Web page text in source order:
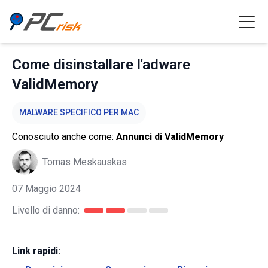
Come disinstallare l'adware
ValidMemory
MALWARE SPECIFICO PER MAC
Conosciuto anche come: Annunci di ValidMemory
Tomas Meskauskas
07 Maggio 2024
Livello di danno:
Link rapidi: